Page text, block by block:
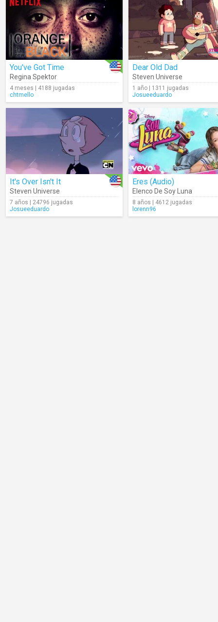
You've Got Time
Regina Spektor
4 meses | 4188 jugadas
chtmello
Dear Old Dad
Steven Universe
1 año | 1311 jugadas
Josueeduardo
It's Over Isn't It
Steven Universe
7 años | 24796 jugadas
Josueeduardo
Eres (Audio)
Elenco De Soy Luna
8 años | 4612 jugadas
lorenn96